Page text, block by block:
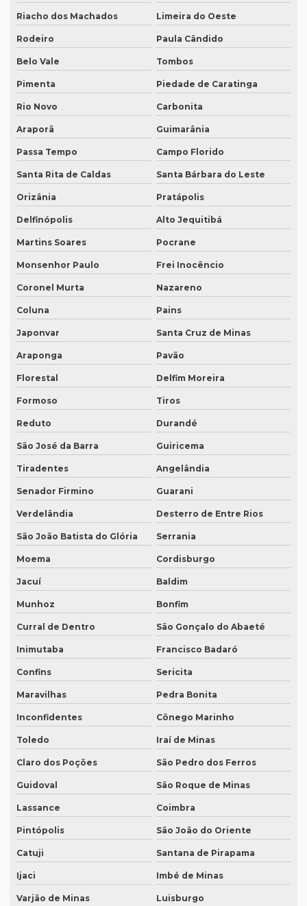
Quanto custa equipamento de tradução simultânea
Quanto custa tradução juramentada alemão
Quanto custa tradução juramentada espanhol
Quanto custa tradução juramentada ingles
Quanto custa tradução para o inglês
Quanto custa tradução por palavra
Quanto custa a tradução de um manual técnico?
Quanto custa traduzir para alemão
Quanto custa traduzir documentos
Quanto custa traduzir um livro
Quanto custa um tradutor juramentado
Quanto custa uma tradução juramentada em francês
Quanto custa uma tradução juramentada em italiano
Quem faz tradução de artigos científicos
Quem faz tradução juramentada em mg
Quem faz tradução simultânea teams
Quem faz transcrição de áudio em portugues
Rádios para tradução simultânea
Revisão de artigos científicos
Revisão gramatical profissional
Revisão em ingles
Revisão de manuscritos literários
Revisão de teses e dissertações
Revisão de texto acadêmico preço
Revisão de texto em inglês preço
Revisão de textos academicos
Revisão de textos em alemão
Revisão de textos em árabe
Revisão de textos em coreano
Revisão de textos em espanhol
Revisão de textos em francês
Revisão de textos em japonês
Revisão de textos jurídicos
Riacho dos Machados Limeira do Oeste
Rodeiro Paula Cândido
Belo Vale Tombos
Pimenta Piedade de Caratinga
Rio Novo Carbonita
Araporã Guimarânia
Passa Tempo Campo Florido
Santa Rita de Caldas Santa Bárbara do Leste
Orizânia Pratápolis
Delfinópolis Alto Jequitibá
Martins Soares Pocrane
Monsenhor Paulo Frei Inocêncio
Coronel Murta Nazareno
Coluna Pains
Japonvar Santa Cruz de Minas
Araponga Pavão
Florestal Delfim Moreira
Formoso Tiros
Reduto Durandé
São José da Barra Guiricema
Tiradentes Angelândia
Senador Firmino Guarani
Verdelândia Desterro de Entre Rios
São João Batista do Glória Serrania
Moema Cordisburgo
Jacuí Baldim
Munhoz Bonfim
Curral de Dentro São Gonçalo do Abaeté
Inimutaba Francisco Badaró
Confins Sericita
Maravilhas Pedra Bonita
Inconfidentes Cônego Marinho
Toledo Iraí de Minas
Claro dos Poções São Pedro dos Ferros
Guidoval São Roque de Minas
Lassance Coimbra
Pintópolis São João do Oriente
Catuji Santana de Pirapama
Ijaci Imbé de Minas
Varjão de Minas Luisburgo